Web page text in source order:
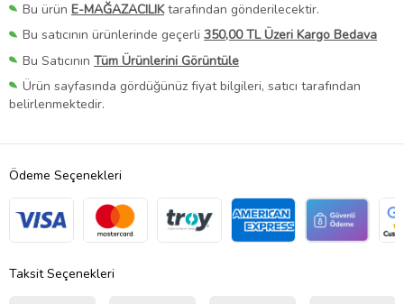
Bu ürün E-MAĞAZACILIKtarafından gönderilecektir.
Bu satıcının ürünlerinde geçerli 350,00 TL Üzeri Kargo Bedava
Bu Satıcının Tüm Ürünlerini Görüntüle
Ürün sayfasında gördüğünüz fiyat bilgileri, satıcı tarafından
belirlenmektedir.
Ödeme Seçenekleri
Taksit Seçenekleri